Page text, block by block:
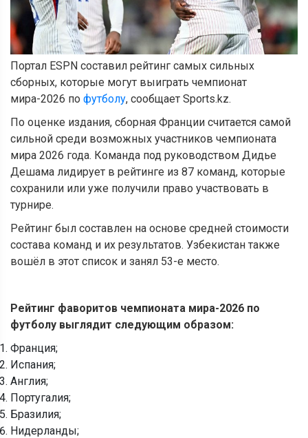
Портал ESPN составил рейтинг самых сильных
сборных, которые могут выиграть чемпионат
мира-2026 по футболу, сообщает Sports.kz.
По оценке издания, сборная Франции считается самой
сильной среди возможных участников чемпионата
мира 2026 года. Команда под руководством Дидье
Дешама лидирует в рейтинге из 87 команд, которые
сохранили или уже получили право участвовать в
турнире.
Рейтинг был составлен на основе средней стоимости
состава команд и их результатов. Узбекистан также
вошёл в этот список и занял 53-е место.
Рейтинг фаворитов чемпионата мира-2026 по
футболу выглядит следующим образом:
Франция;
Испания;
Англия;
Португалия;
Бразилия;
Нидерланды;